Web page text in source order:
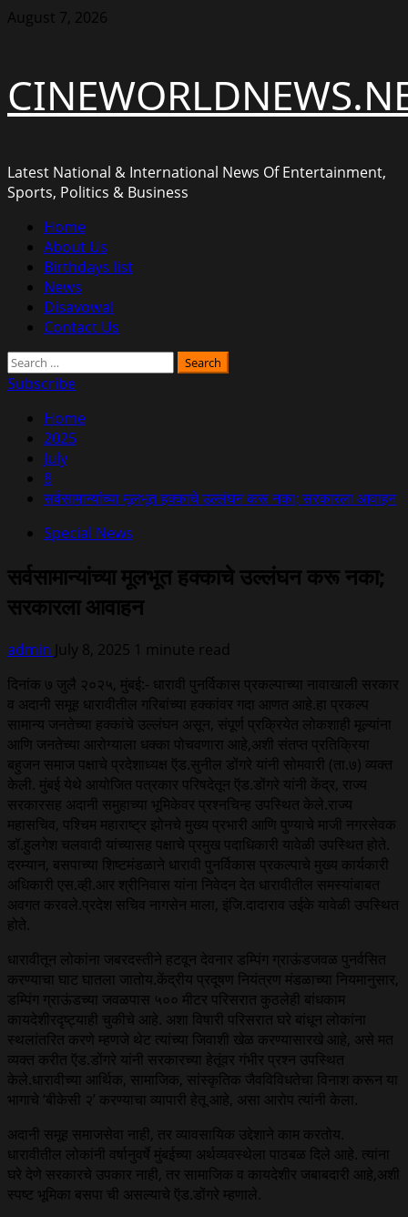
Skip
August 7, 2026
Latest National & International News Of Entertainment,
Sports, Politics & Business
Primary
Menu
Home
About Us
Birthdays list
News
Disavowal
Contact Us
Search
for:
Subscribe
Home
2025
July
8
सर्वसामान्यांच्या मूलभूत हक्काचे उल्लंघन करू नका; सरकारला आवाहन
Special News
सर्वसामान्यांच्या मूलभूत हक्काचे उल्लंघन करू नका;
सरकारला आवाहन
admin July 8, 2025 1 minute read
दिनांक ७ जुलै २०२५, मुंबई:- धारावी पुनर्विकास प्रकल्पाच्या नावाखाली सरकार
व अदानी समूह धारावीतील गरिबांच्या हक्कांवर गदा आणत आहे.हा प्रकल्प
सामान्य जनतेच्या हक्कांचे उल्लंघन असून, संपूर्ण प्रक्रियेत लोकशाही मूल्यांना
आणि जनतेच्या आरोग्याला धक्का पोचवणारा आहे,अशी संतप्त प्रतिक्रिया
बहुजन समाज पक्षाचे प्रदेशाध्यक्ष ऍड.सुनील डोंगरे यांनी सोमवारी (ता.७) व्यक्त
केली. मुंबई येथे आयोजित पत्रकार परिषदेतून ऍड.डोंगरे यांनी केंद्र, राज्य
सरकारसह अदानी समुहाच्या भूमिकेवर प्रश्नचिन्ह उपस्थित केले.राज्य
महासचिव, पश्चिम महाराष्ट्र झोनचे मुख्य प्रभारी आणि पुण्याचे माजी नगरसेवक
डॉ.हुलगेश चलवादी यांच्यासह पक्षाचे प्रमुख पदाधिकारी यावेळी उपस्थित होते.
दरम्यान, बसपाच्या शिष्टमंडळाने धारावी पुनर्विकास प्रकल्पाचे मुख्य कार्यकारी
अधिकारी एस.व्ही.आर श्रीनिवास यांना निवेदन देत धारावीतील समस्यांबाबत
अवगत करवले.प्रदेश सचिव नागसेन माला, इंजि.दादाराव उईके यावेळी उपस्थित
होते.
धारावीतून लोकांना जबरदस्तीने हटवून देवनार डम्पिंग ग्राऊंडजवळ पुनर्वसित
करण्याचा घाट घातला जातोय.केंद्रीय प्रदूषण नियंत्रण मंडळाच्या नियमानुसार,
डम्पिंग ग्राऊंडच्या जवळपास ५०० मीटर परिसरात कुठलेही बांधकाम
कायदेशीरदृष्ट्याही चुकीचे आहे. अशा विषारी परिसरात घरे बांधून लोकांना
स्थलांतरित करणे म्हणजे थेट त्यांच्या जिवाशी खेळ करण्यासारखे आहे, असे मत
व्यक्त करीत ऍड.डोंगरे यांनी सरकारच्या हेतूंवर गंभीर प्रश्न उपस्थित
केले.धारावीच्या आर्थिक, सामाजिक, सांस्कृतिक जैवविविधतेचा विनाश करून या
भागाचे ‘बीकेसी २’ करण्याचा व्यापारी हेतू आहे, असा आरोप त्यांनी केला.
अदानी समूह समाजसेवा नाही, तर व्यावसायिक उद्देशाने काम करतोय.
धारावीतील लोकांनी वर्षानुवर्षे मुंबईच्या अर्थव्यवस्थेला पाठबळ दिले आहे. त्यांना
घरे देणे सरकारचे उपकार नाही, तर सामाजिक व कायदेशीर जबाबदारी आहे,अशी
स्पष्ट भूमिका बसपा ची असल्याचे ऍड.डोंगरे म्हणाले.